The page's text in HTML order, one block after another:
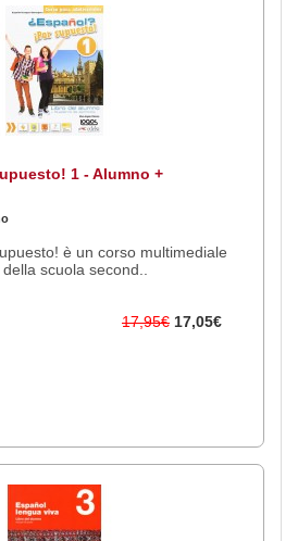
1 - Alumno +
è un corso multimediale
scuola second..
17,95€ 17,05€